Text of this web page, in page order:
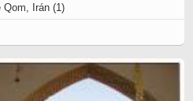
Qom, Irán (1)